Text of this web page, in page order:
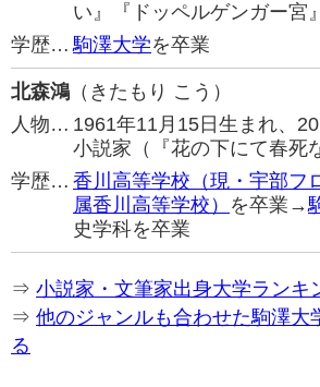
い』『ドッペルゲンガー宮
学歴… 駒澤大学を卒業
北森鴻 （きたもり こう）
人物… 1961年11月15日生まれ、
小説家（『花の下にて春死
学歴… 香川高等学校（現・宇部フ
属香川高等学校） を卒業→
史学科を卒業
⇒ 小説家・文筆家出身大学ランキ
⇒ 他のジャンルも合わせた駒澤大
る